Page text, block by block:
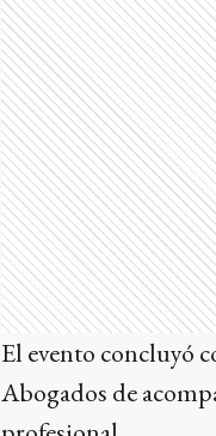
El evento concluyó
Abogados de